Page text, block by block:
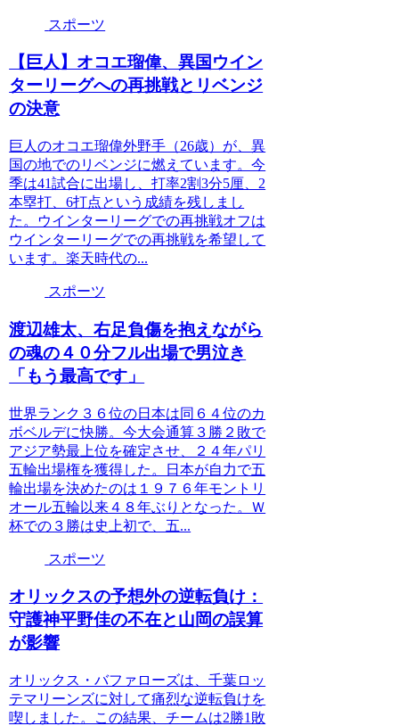
スポーツ
【巨人】オコエ瑠偉、異国ウイン
ターリーグへの再挑戦とリベンジ
の決意
巨人のオコエ瑠偉外野手（26歳）が、異
国の地でのリベンジに燃えています。今
季は41試合に出場し、打率2割3分5厘、2
本塁打、6打点という成績を残しまし
た。ウインターリーグでの再挑戦オフは
ウインターリーグでの再挑戦を希望して
います。楽天時代の...
スポーツ
渡辺雄太、右足負傷を抱えながら
の魂の４０分フル出場で男泣き
「もう最高です」
世界ランク３６位の日本は同６４位のカ
ボベルデに快勝。今大会通算３勝２敗で
アジア勢最上位を確定させ、２４年パリ
五輪出場権を獲得した。日本が自力で五
輪出場を決めたのは１９７６年モントリ
オール五輪以来４８年ぶりとなった。Ｗ
杯での３勝は史上初で、五...
スポーツ
オリックスの予想外の逆転負け：
守護神平野佳の不在と山岡の誤算
が影響
オリックス・バファローズは、千葉ロッ
テマリーンズに対して痛烈な逆転負けを
喫しました。この結果、チームは2勝1敗